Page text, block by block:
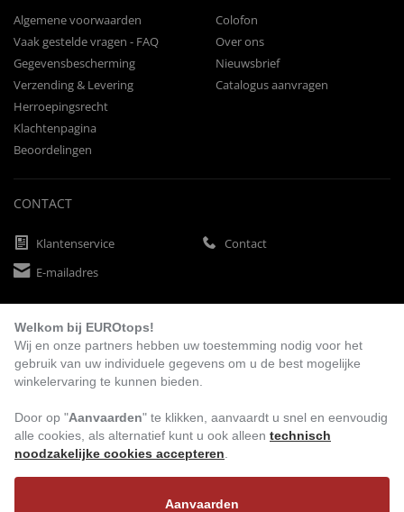
Algemene voorwaarden
Vaak gestelde vragen - FAQ
Gegevensbescherming
Verzending & Levering
Herroepingsrecht
Klachtenpagina
Beoordelingen
Colofon
Over ons
Nieuwsbrief
Catalogus aanvragen
CONTACT
Klantenservice
Contact
E-mailadres
BETAALMETHODEN
BEZOEK ONS
Welkom bij EUROtops!
Wij en onze partners hebben uw toestemming nodig voor het
gebruik van uw individuele gegevens om u de best mogelijke
winkelervaring te kunnen bieden.
Door op "Aanvaarden" te klikken, aanvaardt u snel en eenvoudig
alle cookies, als alternatief kunt u ook alleen technisch
noodzakelijke cookies accepteren
Aanvaarden